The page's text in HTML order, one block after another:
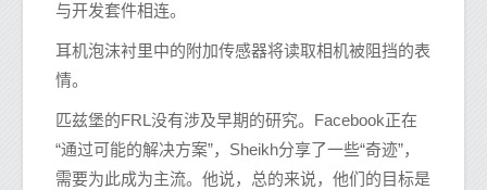
与开发套件相连。
耳机泡沫衬里中的附加传感器将读取相机被阻挡的表
情。
匹兹堡的FRL没有涉及早期的研究。Facebook正在
“通过可能的解决方案”，Sheikh分享了一些“奇迹”，
需要为此成为主流。他说，总的来说，他们的目标是